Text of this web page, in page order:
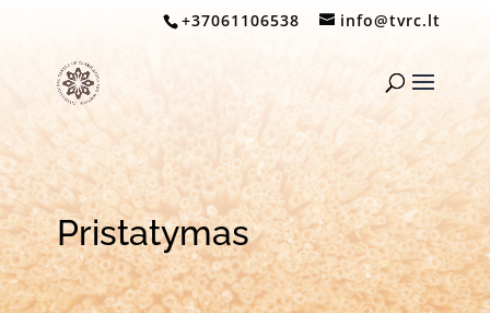
+37061106538 info@tvrc.lt
Pristatymas